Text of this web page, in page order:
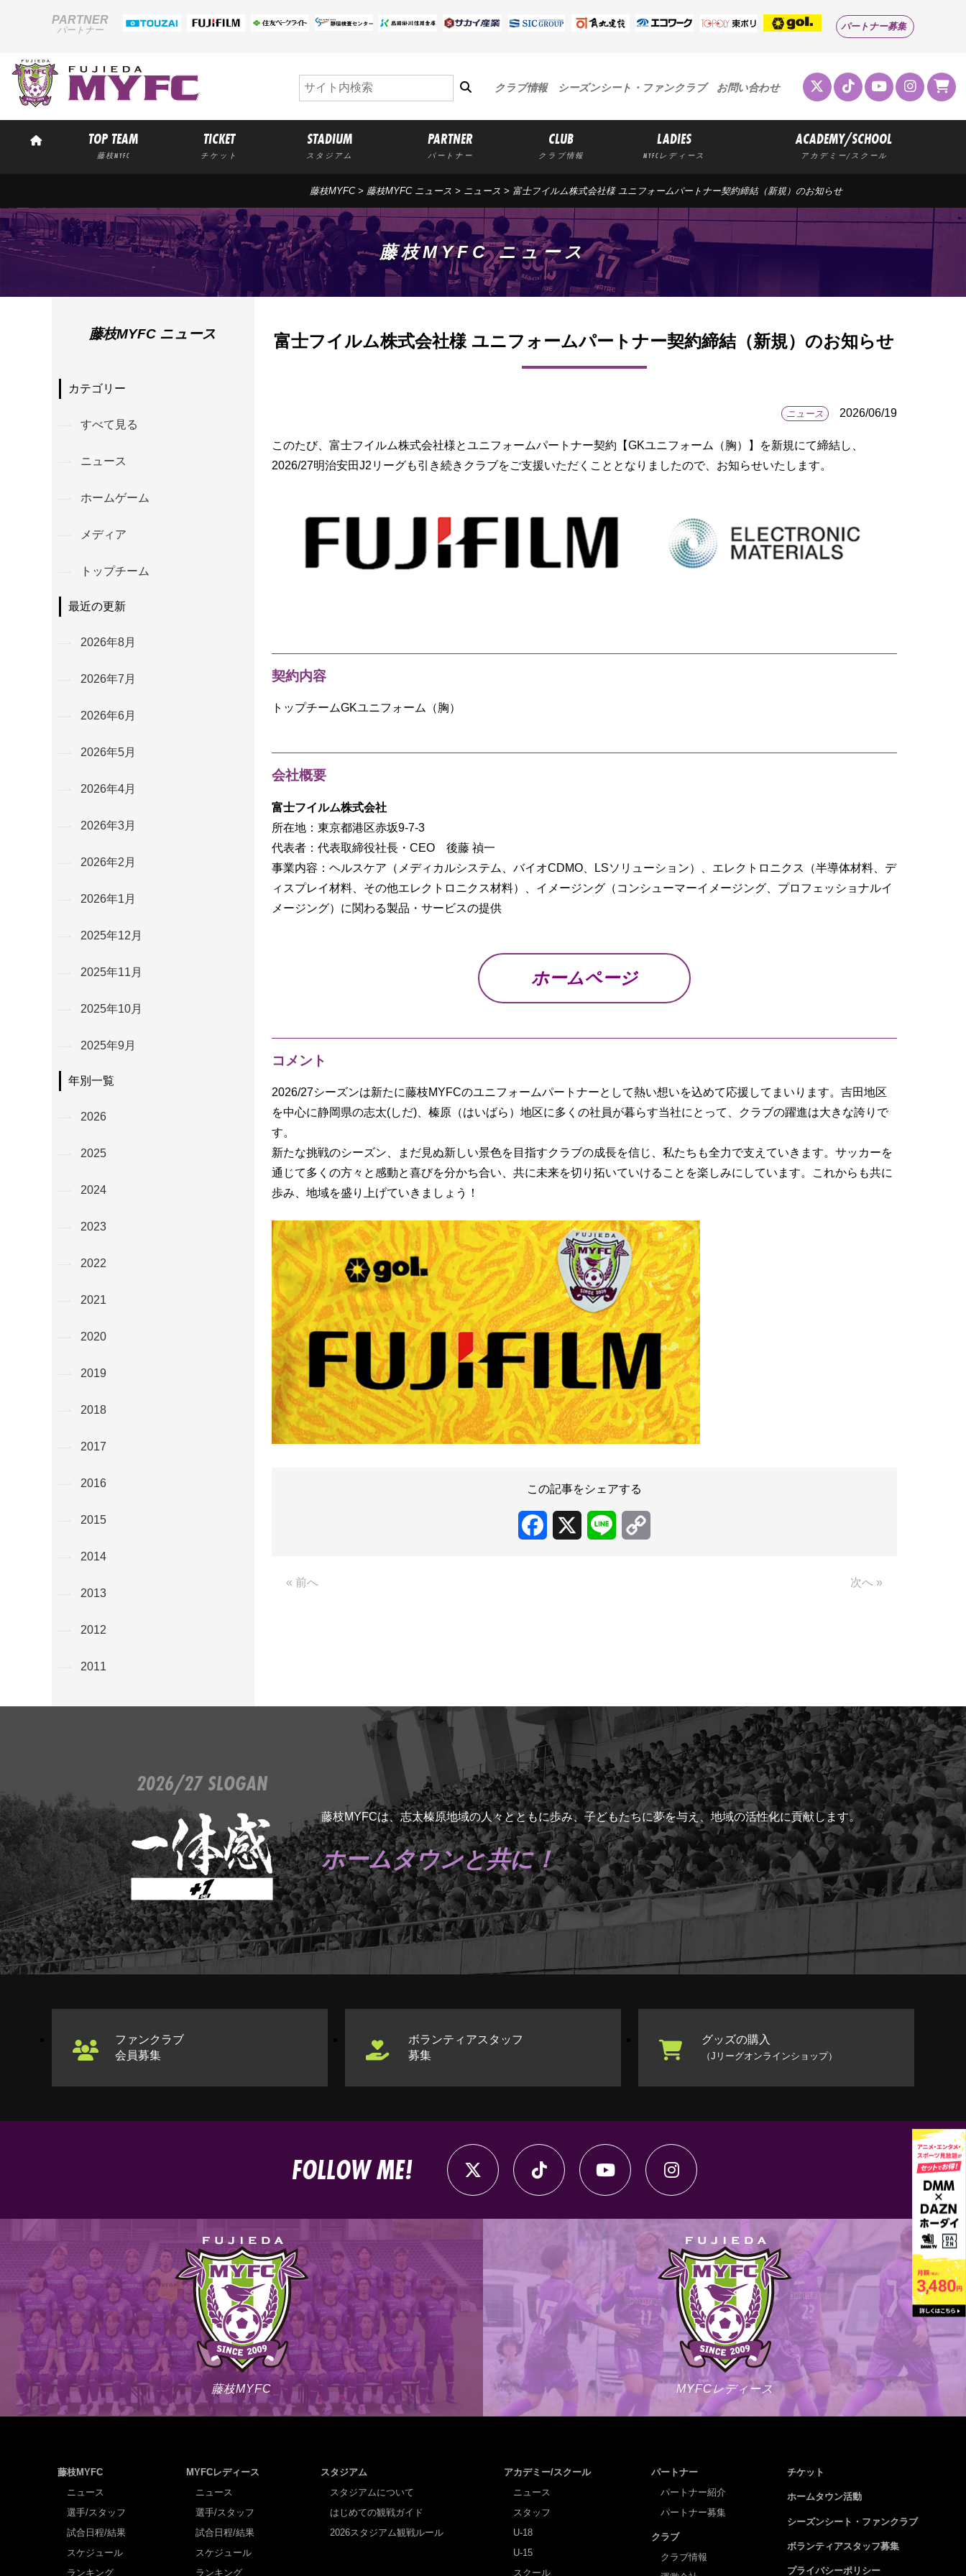
PARTNER
パートナー パートナー募集
クラブ情報 シーズンシート・ファンクラブ お問い合わせ
TOP TEAM
藤枝MYFC
TICKET
チケット
STADIUM
スタジアム
PARTNER
パートナー
CLUB
クラブ情報
LADIES
MYFCレディース
ACADEMY/SCHOOL
アカデミー/スクール
藤枝MYFC> 藤枝MYFC ニュース > ニュース > 富士フイルム株式会社様 ユニフォームパートナー契約締結（新規）のお知らせ
藤枝MYFC ニュース
富士フイルム株式会社様 ユニフォームパートナー契約締結（新規）のお知らせ
ニュース 2026/06/19
このたび、富士フイルム株式会社様とユニフォームパートナー契約【GKユニフォーム（胸）】を新規にて締結し、
2026/27明治安田J2リーグも引き続きクラブをご支援いただくこととなりましたので、お知らせいたします。
契約内容
トップチームGKユニフォーム（胸）
会社概要
富士フイルム株式会社
所在地：東京都港区赤坂9-7-3
代表者：代表取締役社長・CEO 後藤 禎一
事業内容：ヘルスケア（メディカルシステム、バイオCDMO、LSソリューション）、エレクトロニクス（半導体材料、デ
ィスプレイ材料、その他エレクトロニクス材料）、イメージング（コンシューマーイメージング、プロフェッショナルイ
メージング）に関わる製品・サービスの提供
ホームページ
コメント
2026/27シーズンは新たに藤枝MYFCのユニフォームパートナーとして熱い想いを込めて応援してまいります。吉田地区
を中心に静岡県の志太(しだ)、榛原（はいばら）地区に多くの社員が暮らす当社にとって、クラブの躍進は大きな誇りで
す。
新たな挑戦のシーズン、まだ見ぬ新しい景色を目指すクラブの成長を信じ、私たちも全力で支えていきます。サッカーを
通じて多くの方々と感動と喜びを分かち合い、共に未来を切り拓いていけることを楽しみにしています。これからも共に
歩み、地域を盛り上げていきましょう！
この記事をシェアする
Facebook Line
« 前へ 次へ »
藤枝MYFC ニュース
カテゴリー
すべて見る
ニュース
ホームゲーム
メディア
トップチーム
最近の更新
2026年8月
2026年7月
2026年6月
2026年5月
2026年4月
2026年3月
2026年2月
2026年1月
2025年12月
2025年11月
2025年10月
2025年9月
年別一覧
2026
2025
2024
2023
2022
2021
2020
2019
2018
2017
2016
2015
2014
2013
2012
2011
2026/27 SLOGAN
藤枝MYFCは、志太榛原地域の人々とともに歩み、子どもたちに夢を与え、地域の活性化に貢献します。
ホームタウンと共に！
ファンクラブ
会員募集
ボランティアスタッフ
募集
グッズの購入
（Jリーグオンラインショップ）
FOLLOW ME!
藤枝MYFC MYFCレディース
藤枝MYFC
ニュース
選手/スタッフ
試合日程/結果
スケジュール
ランキング
MYFCレディース
ニュース
選手/スタッフ
試合日程/結果
スケジュール
ランキング
スタジアム
スタジアムについて
はじめての観戦ガイド
2026スタジアム観戦ルール
アカデミー/スクール
ニュース
スタッフ
U-18
U-15
スクール
パートナー
パートナー紹介
パートナー募集
クラブ
クラブ情報
チケット
ホームタウン活動
シーズンシート・ファンクラブ
ボランティアスタッフ募集
プライバシーポリシー